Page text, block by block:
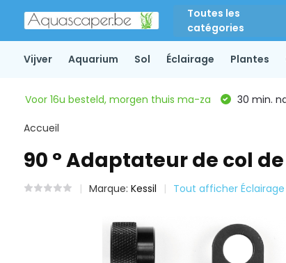
Toutes les
catégories
Vijver Aquarium Sol Éclairage Plantes
Voor 16u besteld, morgen thuis ma-za 30 min.
Accueil
90 ° Adaptateur de col
Marque: Kessil Tout afficher Éclairage